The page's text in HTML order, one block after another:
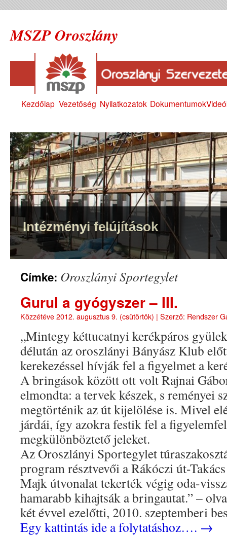
MSZP Oroszlány
Kezdőlap Vezetőség Nyilatkozatok Dokumentumok
Intézményi felújítások
Címke: Oroszlányi Sportegylet
Gurul a gyógyszer – III.
Közzétéve2012. augusztus 9. (csütörtök) | Szerző: Rendszer
„Mintegy kéttucatnyi kerékpáros
délután az oroszlányi Bányász Klub
kerekezéssel hívják fel a figyelmet a
A bringások között ott volt Rajnai
elmondta: a tervek készek, s reményei
megtörténik az út kijelölése is. Mivel
járdái, így azokra festik fel a
megkülönböztető jeleket.
Az Oroszlányi Sportegylet
program résztvevői a Rákóczi út-
Majk útvonalat tekerték végig oda-
hamarabb kihajtsák a bringautat.” –
két évvel ezelőtti, 2010. szeptemberi
Egy kattintás ide a folytatáshoz…. →